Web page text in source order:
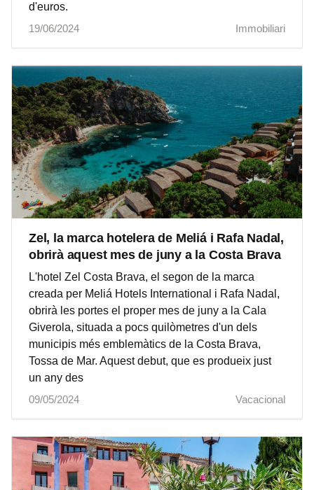
d'euros.
19/06/2024
Immobiliari
Zel, la marca hotelera de Meliá i Rafa Nadal,
obrirà aquest mes de juny a la Costa Brava
L'hotel Zel Costa Brava, el segon de la marca
creada per Meliá Hotels International i Rafa Nadal,
obrirà les portes el proper mes de juny a la Cala
Giverola, situada a pocs quilòmetres d'un dels
municipis més emblemàtics de la Costa Brava,
Tossa de Mar. Aquest debut, que es produeix just
un any des
09/05/2024
Vacacional